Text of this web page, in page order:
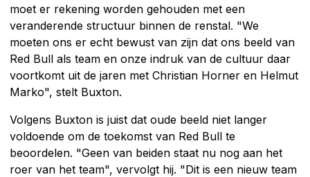
moet er rekening worden gehouden met een
veranderende structuur binnen de renstal. "We
moeten ons er echt bewust van zijn dat ons beeld van
Red Bull als team en onze indruk van de cultuur daar
voortkomt uit de jaren met Christian Horner en Helmut
Marko", stelt Buxton.
Volgens Buxton is juist dat oude beeld niet langer
voldoende om de toekomst van Red Bull te
beoordelen. "Geen van beiden staat nu nog aan het
roer van het team", vervolgt hij. "Dit is een nieuw team